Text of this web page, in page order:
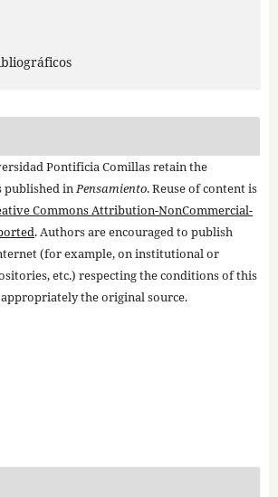
Pontificia Comillas retain the
published inPensamiento. Reuse of content is
Commons Attribution-NonCommercial-
. Authors are encouraged to publish
(for example, on institutional or
etc.) respecting the conditions of this
the original source.